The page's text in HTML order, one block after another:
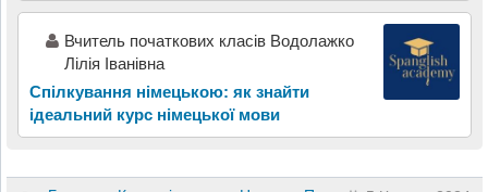
Вчитель початкових класів Водолажко
Лілія Іванівна
Спілкування німецькою: як знайти
ідеальний курс німецької мови